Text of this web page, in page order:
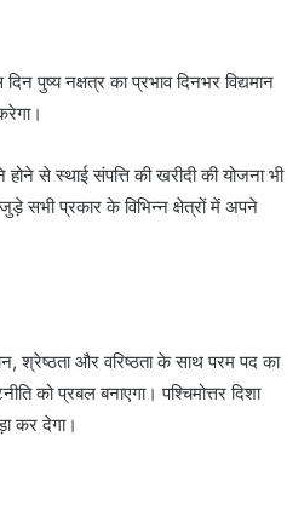
पुष्य नक्षत्र का प्रभाव दिनभर विद्यमान
से स्थाई संपत्ति की खरीदी की योजना भी
सभी प्रकार के विभिन्न क्षेत्रों में अपने
श्रेष्ठता और वरिष्ठता के साथ परम पद का
को प्रबल बनाएगा। पश्चिमोत्तर दिशा
कर देगा।